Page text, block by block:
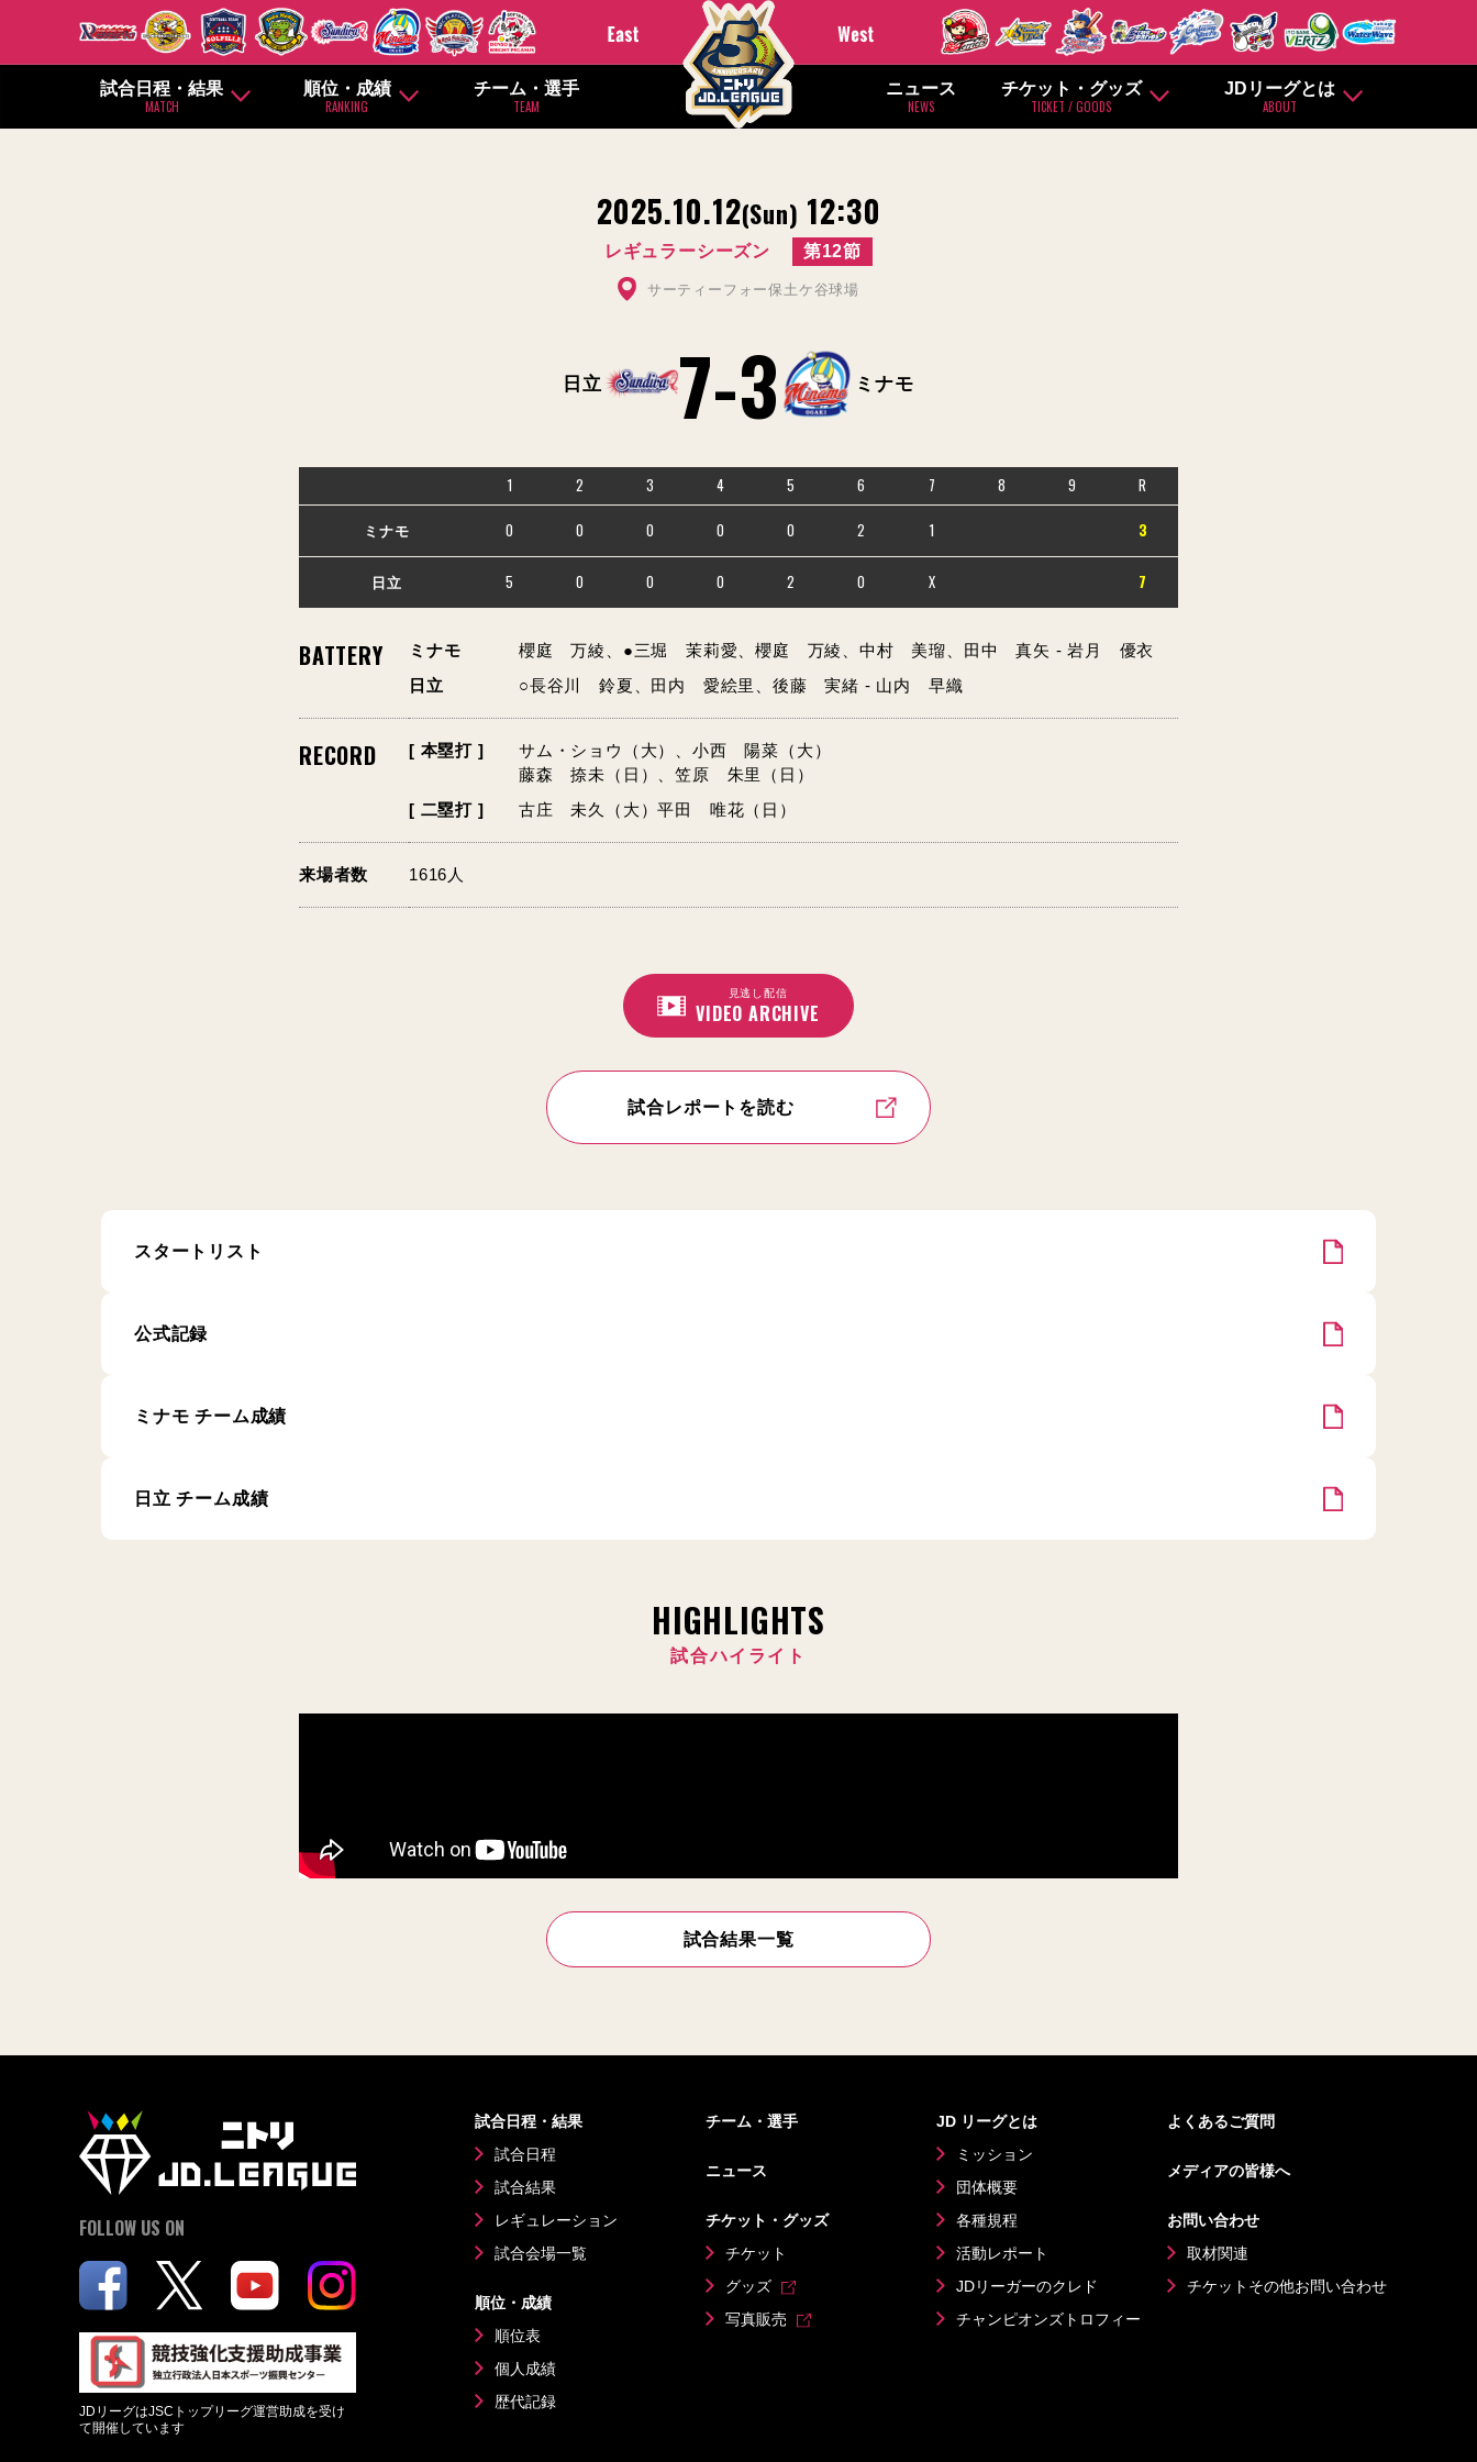
試合日程・結果
MATCH
順位・成績
RANKING
チーム・選手
TEAM
ニュース
NEWS
チケット・グッズ
TICKET / GOODS
JDリーグとは
ABOUT
2025.10.12(Sun) 12:30
レギュラーシーズン 第12節
サーティーフォー保土ケ谷球場
日立 7-3 ミナモ
1 2 3 4 5 6 7 8 9 R
ミナモ 0 0 0 0 0 2 1 3
日立 5 0 0 0 2 0 X 7
BATTERY ミナモ
櫻庭 万綾、●三堀 茉莉愛、櫻庭 万綾、中村 美瑠、田中 真矢 - 岩月 優衣
日立
○長谷川 鈴夏、田内 愛絵里、後藤 実緒 - 山内 早織
RECORD [ 本塁打 ]
サム・ショウ（大）、小西 陽菜（大）
藤森 捺未（日）、笠原 朱里（日）
[ 二塁打 ]
古庄 未久（大）平田 唯花（日）
来場者数 1616人
見逃し配信
VIDEO ARCHIVE
試合レポートを読む
スタートリスト
公式記録
ミナモ チーム成績
日立 チーム成績
HIGHLIGHTS
試合ハイライト
試合結果一覧
試合日程・結果
試合日程
試合結果
レギュレーション
試合会場一覧
順位・成績
順位表
個人成績
歴代記録
チーム・選手
ニュース
チケット・グッズ
チケット
グッズ
写真販売
JD リーグとは
ミッション
団体概要
各種規程
活動レポート
JDリーガーのクレド
チャンピオンズ トロフィー
よくあるご質問
メディアの皆様へ
お問い合わせ
取材関連
チケットその他お問い合わせ
FOLLOW US ON
JDリーグはJSCトップリーグ運営助成を受け
て開催しています